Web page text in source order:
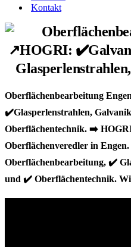
Kontakt
Oberflächenbearbeitung
✔️Glasperlenstrahlen,
Oberflächentechnik. ➡️
Oberflächenveredler in
Oberflächenbearbeitung, ✔️
und ✔️ Oberflächentechnik.